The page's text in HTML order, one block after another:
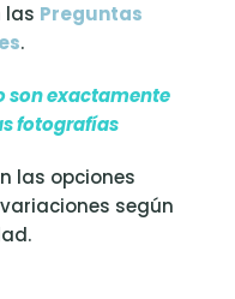
las Preguntas
.
son exactamente
fotografías
las opciones
según